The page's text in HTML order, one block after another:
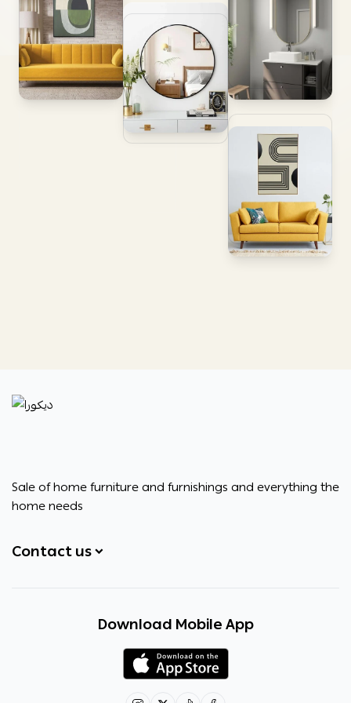
ديكورا
Sale of home furniture and furnishings and everything the
home needs
Contact us
+966531828315
decora6586@gmail.com
Download Mobile App